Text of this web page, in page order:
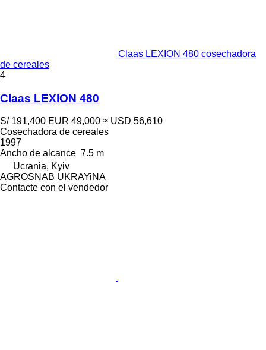
Claas LEXION 480 cosechadora
de cereales
4
Claas LEXION 480
S/ 191,400 EUR 49,000 ≈ USD 56,610
Cosechadora de cereales
1997
Ancho de alcance 7.5 m
Ucrania, Kyiv
AGROSNAB UKRAYiNA
Contacte con el vendedor